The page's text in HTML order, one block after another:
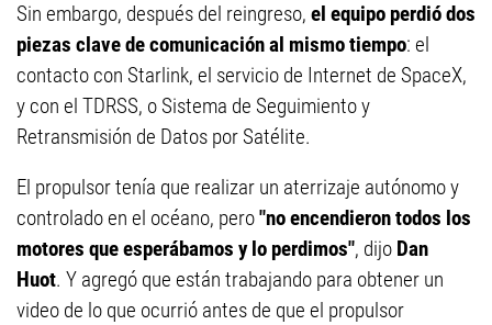
Sin embargo, después del reingreso, el equipo perdió dos
piezas clave de comunicación al mismo tiempo: el
contacto con Starlink, el servicio de Internet de SpaceX,
y con el TDRSS, o Sistema de Seguimiento y
Retransmisión de Datos por Satélite.
El propulsor tenía que realizar un aterrizaje autónomo y
controlado en el océano, pero"no encendieron todos los
motores que esperábamos y lo perdimos", dijo Dan
Huot. Y agregó que están trabajando para obtener un
video de lo que ocurrió antes de que el propulsor